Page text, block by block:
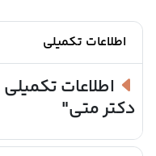
اطلاعات تکمیلی
اطلاعات تکمیلی
دکتر متی"